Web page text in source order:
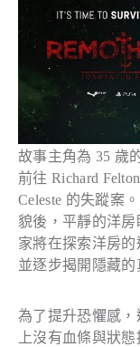
故事主角為 35 歲
前往 Richard
Celeste 的失蹤案
貌後，平靜的洋
家將在探索洋房的
並逐步揭開隱藏的
為了提升恐懼感
上沒有血條與狀